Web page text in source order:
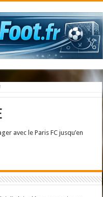
avec le Paris FC jusqu’en